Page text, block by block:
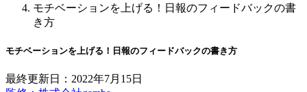
モチベーションを上げる！日報のフィードバックの書
き方
モチベーションを上げる！日報のフィードバックの書き方
最終更新日：2022年7月15日